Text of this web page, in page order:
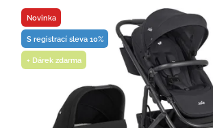
Nejdražší
Nejprodávanější
Abecedně
Novinka
S registrací sleva 10%
+ Dárek zdarma